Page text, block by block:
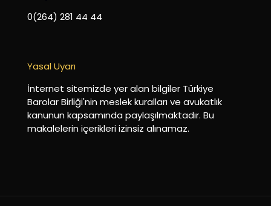
0(264) 281 44 44
Yasal Uyarı
İnternet sitemizde yer alan bilgiler Türkiye
Barolar Birliği'nin meslek kuralları ve avukatlık
kanunun kapsamında paylaşılmaktadır. Bu
makalelerin içerikleri izinsiz alınamaz.